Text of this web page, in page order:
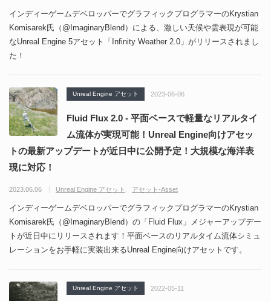
インディーゲームデベロッパーでグラフィックプログラマーのKrystian
Komisarek氏（@ImaginaryBlend）による、激しい天候や雲表現が可能
なUnreal Engine 5アセット「Infinity Weather 2.0」がリリースされまし
た！
Unreal Engine アセット 2023-06-06
Fluid Flux 2.0 - 平面ベースで軽量なリアルタイ
ム流体が実現可能！Unreal Engine向けアセッ
トの最新アップデートが近日中に公開予定！大規模な海洋表
現に対応！
2023.06.06 Unreal Engine アセット アセット-Asset
インディーゲームデベロッパーでグラフィックプログラマーのKrystian
Komisarek氏（@ImaginaryBlend）の「Fluid Flux」メジャーアップデー
トが近日中にリリースされます！平面ベースのリアルタイム流体シミュ
レーションをお手軽に実装出来るUnreal Engine向けアセットです。
Unreal Engine アセット 2022-05-11